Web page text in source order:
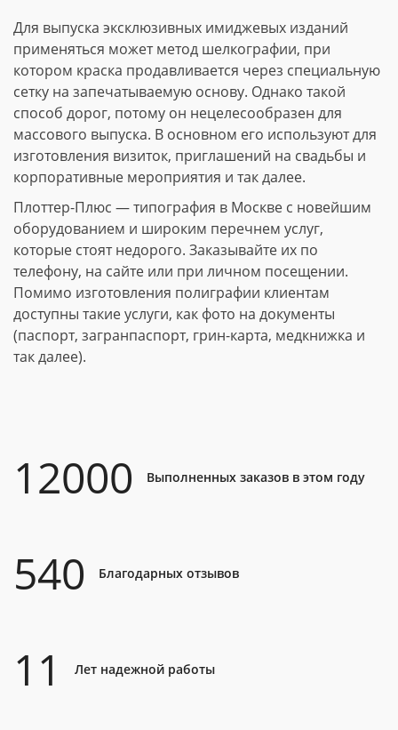
Для выпуска эксклюзивных имиджевых изданий
применяться может метод шелкографии, при
котором краска продавливается через специальную
сетку на запечатываемую основу. Однако такой
способ дорог, потому он нецелесообразен для
массового выпуска. В основном его используют для
изготовления визиток, приглашений на свадьбы и
корпоративные мероприятия и так далее.
Плоттер-Плюс — типография в Москве с новейшим
оборудованием и широким перечнем услуг,
которые стоят недорого. Заказывайте их по
телефону, на сайте или при личном посещении.
Помимо изготовления полиграфии клиентам
доступны такие услуги, как фото на документы
(паспорт, загранпаспорт, грин-карта, медкнижка и
так далее).
12000 Выполненных заказов в этом году
540 Благодарных отзывов
11 Лет надежной работы